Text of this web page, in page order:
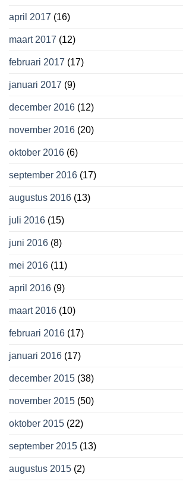
april 2017 (16)
maart 2017 (12)
februari 2017 (17)
januari 2017 (9)
december 2016 (12)
november 2016 (20)
oktober 2016 (6)
september 2016 (17)
augustus 2016 (13)
juli 2016 (15)
juni 2016 (8)
mei 2016 (11)
april 2016 (9)
maart 2016 (10)
februari 2016 (17)
januari 2016 (17)
december 2015 (38)
november 2015 (50)
oktober 2015 (22)
september 2015 (13)
augustus 2015 (2)